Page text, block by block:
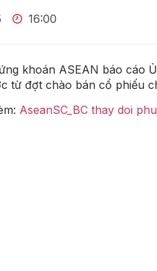
16:00
khoán ASEAN báo cáo
từ đợt chào bán cổ phiếu
AseanSC_BC thay doi